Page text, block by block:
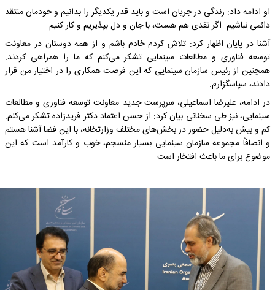
او ادامه داد: زندگی در جریان است و باید قدر یکدیگر را بدانیم و خودمان منتقد
دائمی نباشیم. اگر نقدی هم هست، با جان و دل بپذیریم و کار کنیم.
آشنا در پایان اظهار کرد: تلاش کردم خادم باشم و از همه دوستان در معاونت
توسعه فناوری و مطالعات سینمایی تشکر می‌کنم که ما را همراهی کردند.
همچنین از رئیس سازمان سینمایی که این فرصت همکاری را در اختیار من قرار
دادند، سپاسگزارم.
در ادامه، علیرضا اسماعیلی، سرپرست جدید معاونت توسعه فناوری و مطالعات
سینمایی، نیز طی سخنانی بیان کرد: از حسن اعتماد دکتر فریدزاده تشکر می‌کنم.
کم و بیش به‌دلیل حضور در بخش‌های مختلف وزارتخانه، با این فضا آشنا هستم
و انصافاً مجموعه سازمان سینمایی بسیار منسجم، خوب و کارآمد است که این
موضوع برای ما باعث افتخار است.